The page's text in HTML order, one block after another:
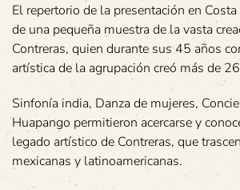
El repertorio de la presentación en
de una pequeña muestra de la vasta
Contreras, quien durante sus 45 años
artística de la agrupación creó más de
Sinfonía india, Danza de mujeres,
Huapango permitieron acercarse y
legado artístico de Contreras, que
mexicanas y latinoamericanas.